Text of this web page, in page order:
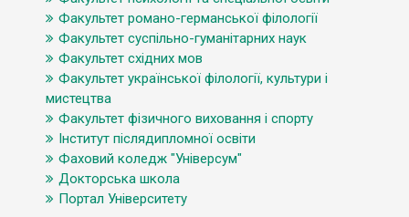
Факультет романо-германської філології
Факультет суспільно-гуманітарних наук
Факультет східних мов
Факультет української філології, культури і
мистецтва
Факультет фізичного виховання і спорту
Інститут післядипломної освіти
Фаховий коледж "Універсум"
Докторська школа
Портал Університету